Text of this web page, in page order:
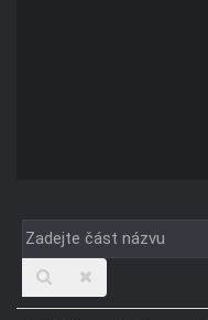
Zadejte
část
názvu